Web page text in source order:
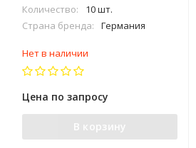
Количество:
10 шт.
Страна бренда:
Германия
Нет в наличии
Цена по запросу
В корзину